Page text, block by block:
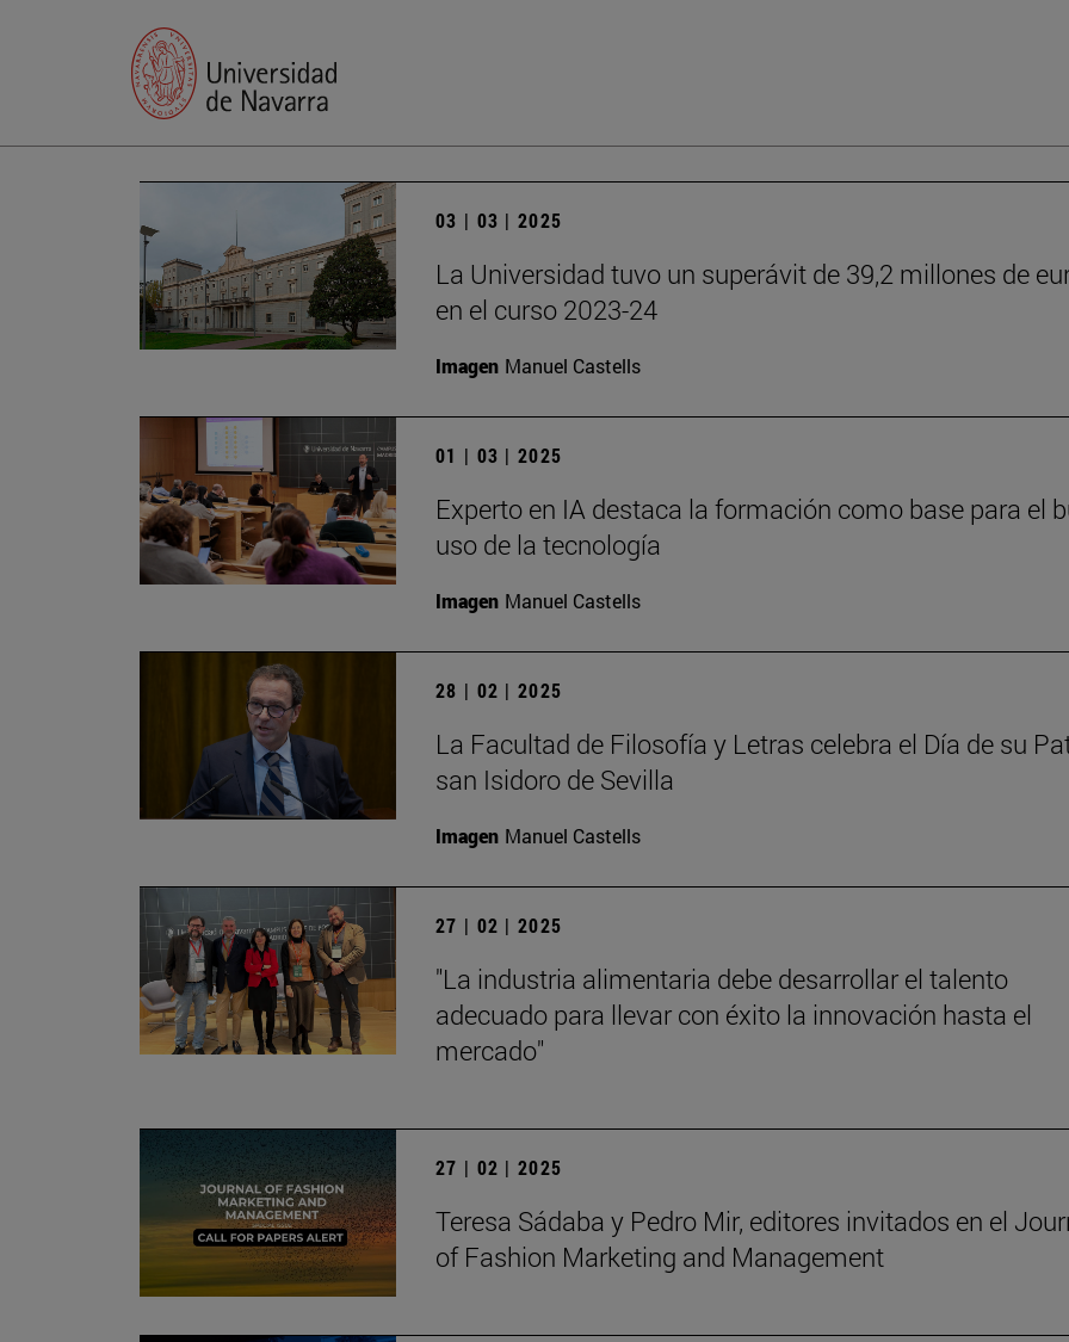
03 | 03 | 2025
La Universidad tuvo un superávit de 39,2 millones de
en el curso 2023-24
Imagen Manuel Castells
01 | 03 | 2025
Experto en IA destaca la formación como base para el
uso de la tecnología
Imagen Manuel Castells
28 | 02 | 2025
La Facultad de Filosofía y Letras celebra el Día de su
san Isidoro de Sevilla
Imagen Manuel Castells
27 | 02 | 2025
"La industria alimentaria debe desarrollar el talento
adecuado para llevar con éxito la innovación hasta el
mercado"
27 | 02 | 2025
Teresa Sádaba y Pedro Mir, editores invitados en el
of Fashion Marketing and Management